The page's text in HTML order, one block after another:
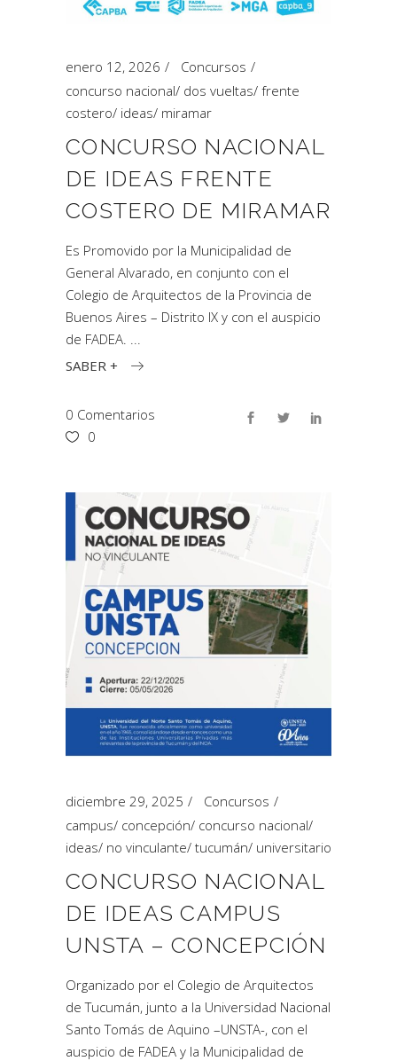
enero 12, 2026
Concursos
concurso nacional/ dos vueltas/ frente
costero/ ideas/ miramar
CONCURSO NACIONAL
DE IDEAS FRENTE
COSTERO DE MIRAMAR
Es Promovido por la Municipalidad de
General Alvarado, en conjunto con el
Colegio de Arquitectos de la Provincia de
Buenos Aires – Distrito IX y con el auspicio
de FADEA.
SABER +
0 Comentarios
0
diciembre 29, 2025
Concursos
campus/ concepción/ concurso nacional/
ideas/ no vinculante/ tucumán/ universitario
CONCURSO NACIONAL
DE IDEAS CAMPUS
UNSTA – CONCEPCIÓN
Organizado por el Colegio de Arquitectos
de Tucumán, junto a la Universidad Nacional
Santo Tomás de Aquino –UNSTA-, con el
auspicio de FADEA y la Municipalidad de